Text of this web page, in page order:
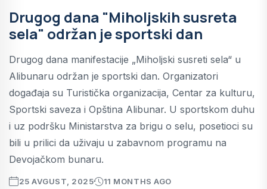
Drugog dana "Miholjskih susreta
sela" održan je sportski dan
Drugog dana manifestacije „Miholjski susreti sela“ u
Alibunaru održan je sportski dan. Organizatori
događaja su Turistička organizacija, Centar za kulturu,
Sportski saveza i Opština Alibunar. U sportskom duhu
i uz podršku Ministarstva za brigu o selu, posetioci su
bili u prilici da uživaju u zabavnom programu na
Devojačkom bunaru.
25 AVGUST, 2025 11 MONTHS AGO